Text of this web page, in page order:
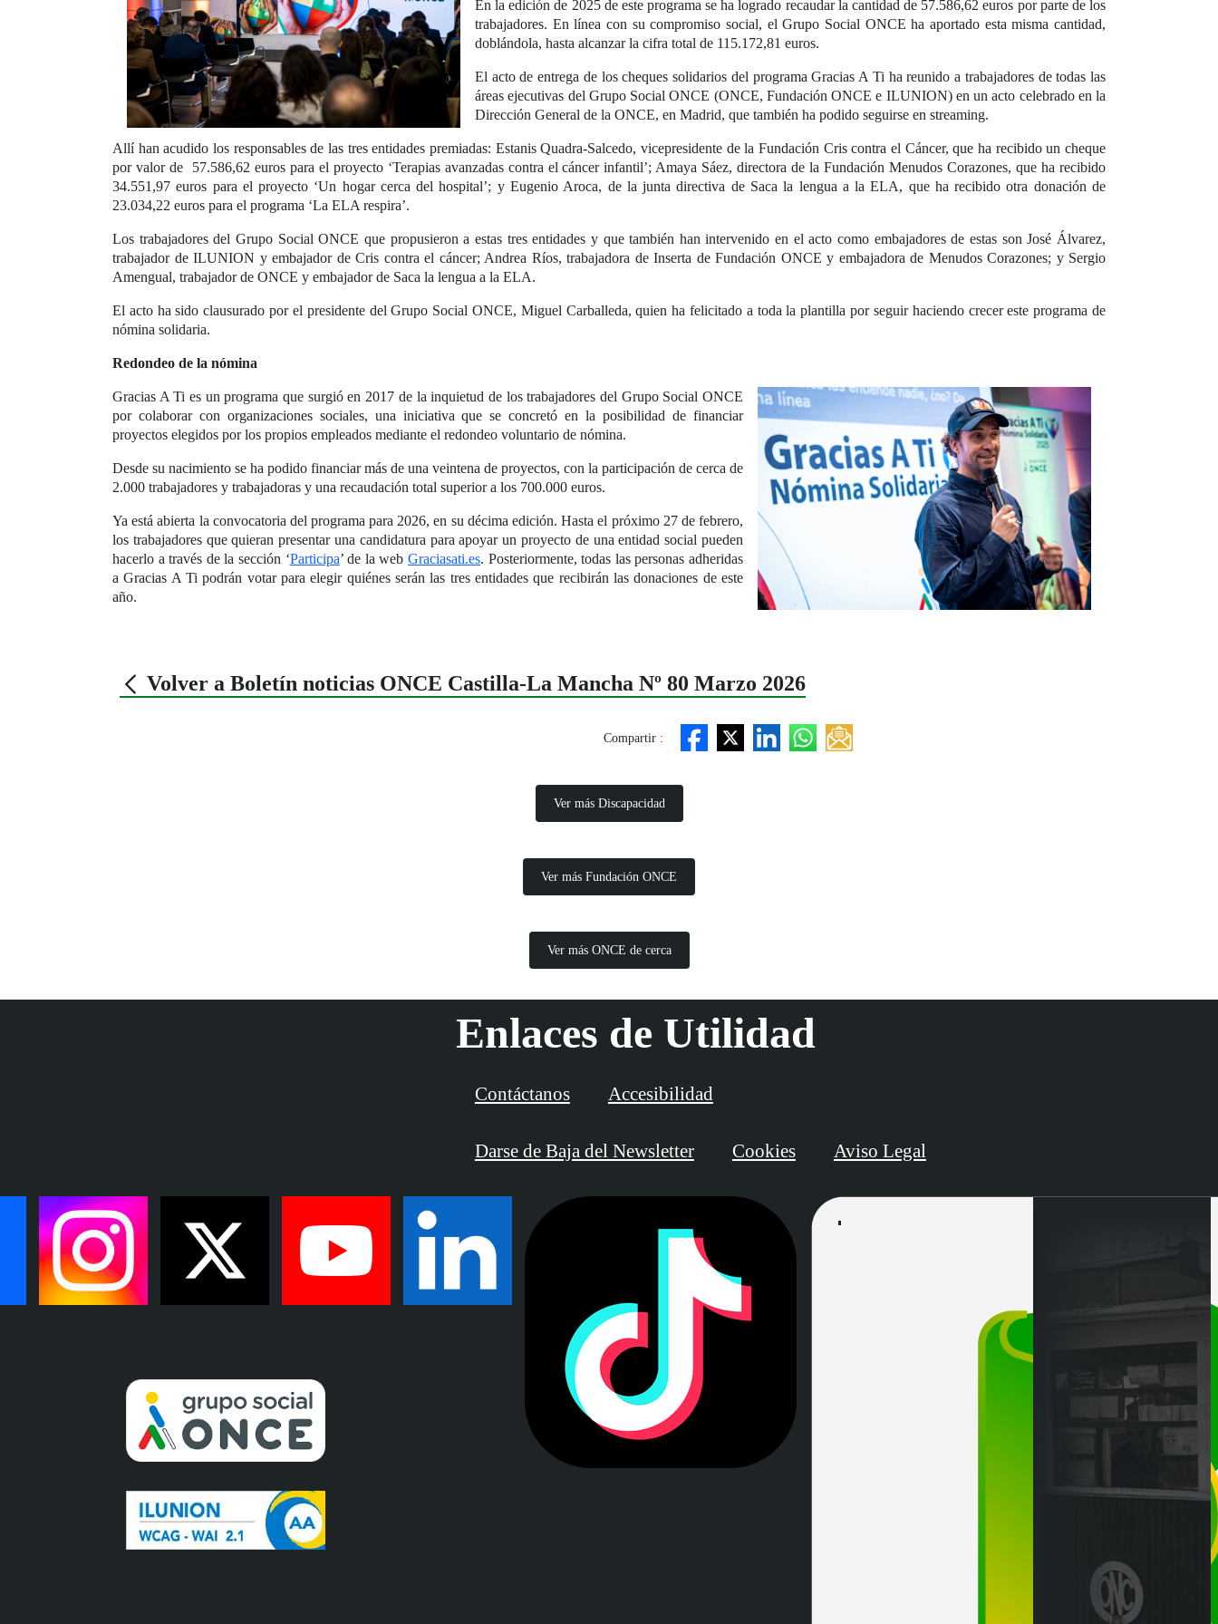
En la edición de 2025 de este programa se ha logrado recaudar la cantidad de 57.586,62 euros por parte de los
trabajadores. En línea con su compromiso social, el Grupo Social ONCE ha aportado esta misma cantidad,
doblándola, hasta alcanzar la cifra total de 115.172,81 euros.
El acto de entrega de los cheques solidarios del programa Gracias A Ti ha reunido a trabajadores de todas las
áreas ejecutivas del Grupo Social ONCE (ONCE, Fundación ONCE e ILUNION) en un acto celebrado en la
Dirección General de la ONCE, en Madrid, que también ha podido seguirse en streaming.
Allí han acudido los responsables de las tres entidades premiadas: Estanis Quadra-Salcedo, vicepresidente de la Fundación Cris contra el Cáncer, que ha recibido un cheque
por valor de 57.586,62 euros para el proyecto ‘Terapias avanzadas contra el cáncer infantil’; Amaya Sáez, directora de la Fundación Menudos Corazones, que ha recibido
34.551,97 euros para el proyecto ‘Un hogar cerca del hospital’; y Eugenio Aroca, de la junta directiva de Saca la lengua a la ELA, que ha recibido otra donación de
23.034,22 euros para el programa ‘La ELA respira’.
Los trabajadores del Grupo Social ONCE que propusieron a estas tres entidades y que también han intervenido en el acto como embajadores de estas son José Álvarez,
trabajador de ILUNION y embajador de Cris contra el cáncer; Andrea Ríos, trabajadora de Inserta de Fundación ONCE y embajadora de Menudos Corazones; y Sergio
Amengual, trabajador de ONCE y embajador de Saca la lengua a la ELA.
El acto ha sido clausurado por el presidente del Grupo Social ONCE, Miguel Carballeda, quien ha felicitado a toda la plantilla por seguir haciendo crecer este programa de
nómina solidaria.
Redondeo de la nómina
Gracias A Ti es un programa que surgió en 2017 de la inquietud de los trabajadores del Grupo Social ONCE
por colaborar con organizaciones sociales, una iniciativa que se concretó en la posibilidad de financiar
proyectos elegidos por los propios empleados mediante el redondeo voluntario de nómina.
Desde su nacimiento se ha podido financiar más de una veintena de proyectos, con la participación de cerca de
2.000 trabajadores y trabajadoras y una recaudación total superior a los 700.000 euros.
Ya está abierta la convocatoria del programa para 2026, en su décima edición. Hasta el próximo 27 de febrero,
los trabajadores que quieran presentar una candidatura para apoyar un proyecto de una entidad social pueden
hacerlo a través de la sección ‘Participa’ de la webGraciasati.es. Posteriormente, todas las personas adheridas
a Gracias A Ti podrán votar para elegir quiénes serán las tres entidades que recibirán las donaciones de este
año.
Volver a Boletín noticias ONCE Castilla-La Mancha Nº 80 Marzo 2026
Compartir :
Ver más Discapacidad
Ver más Fundación ONCE
Ver más ONCE de cerca
Enlaces de Utilidad
Contáctanos Accesibilidad
Darse de Baja del Newsletter Cookies Aviso Legal